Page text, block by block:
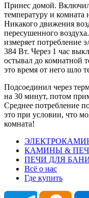
Принес домой.
температуру и комната
Никакого движения
пересушенного
измеряет потребление
384 Вт. Через 1 час
остывал до комнатной
это время от него шло
Подсоединил через
на 30 минут, потом
Среднее потребление
это при условии, что
комната!
КАМИНЫ &
ПЕЧИ ДЛЯ
Всё о нас
Где купить